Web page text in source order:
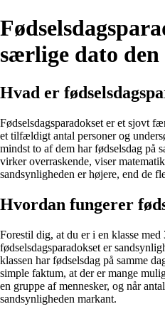
særlige dato
Hvad er
Fødselsdagsparadokset er et sjovt
et tilfældigt antal personer og
mindst to af dem har fødselsdag på
virker overraskende, viser
sandsynligheden er højere, end de
Hvordan fungerer
Forestil dig, at du er i en klasse
fødselsdagsparadokset er
klassen har fødselsdag på samme
simple faktum, at der er mange
en gruppe af mennesker, og når
sandsynligheden markant.